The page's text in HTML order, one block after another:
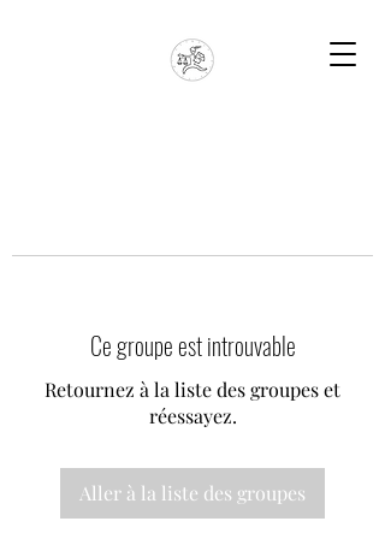
Ce groupe est introuvable
Retournez à la liste des groupes et
réessayez.
Aller à la liste des groupes